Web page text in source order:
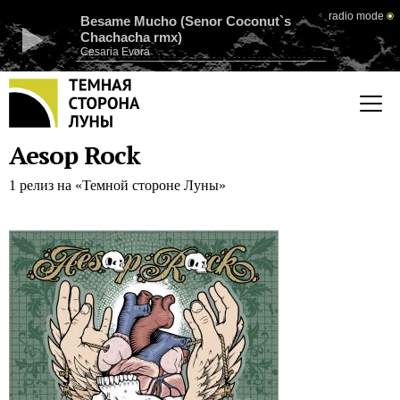
Besame Mucho (Senor Coconut`s
Chachacha rmx)
Cesaria Evora
radio mode
Aesop Rock
1 релиз на «Темной стороне Луны»